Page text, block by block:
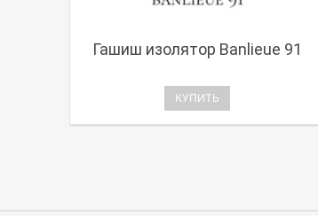
Гашиш изолятор Banlieue 91
КУПИТЬ